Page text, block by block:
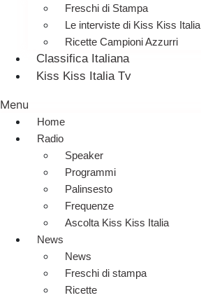
Freschi di Stampa
Le interviste di Kiss Kiss Italia
Ricette Campioni Azzurri
Classifica Italiana
Kiss Kiss Italia Tv
Menu
Home
Radio
Speaker
Programmi
Palinsesto
Frequenze
Ascolta Kiss Kiss Italia
News
News
Freschi di stampa
Ricette